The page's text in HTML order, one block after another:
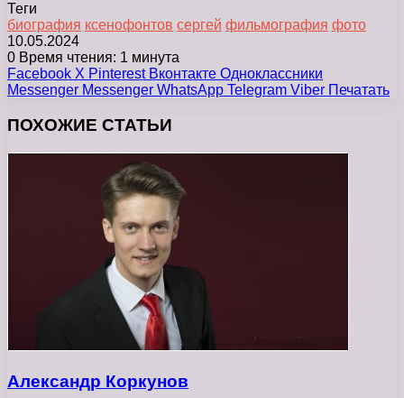
Теги
биография ксенофонтов сергей фильмография фото
10.05.2024
0 Время чтения: 1 минута
Facebook X Pinterest Вконтакте Одноклассники
Messenger Messenger WhatsApp Telegram Viber Печатать
ПОХОЖИЕ СТАТЬИ
Александр Коркунов